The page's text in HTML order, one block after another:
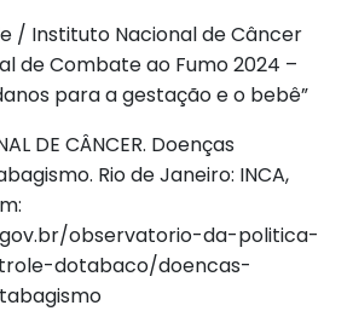
/ Instituto Nacional de Câncer
de Combate ao Fumo 2024 –
para a gestação e o bebê”
DE CÂNCER. Doenças
Rio de Janeiro: INCA,
observatorio-da-politica-
dotabaco/doencas-